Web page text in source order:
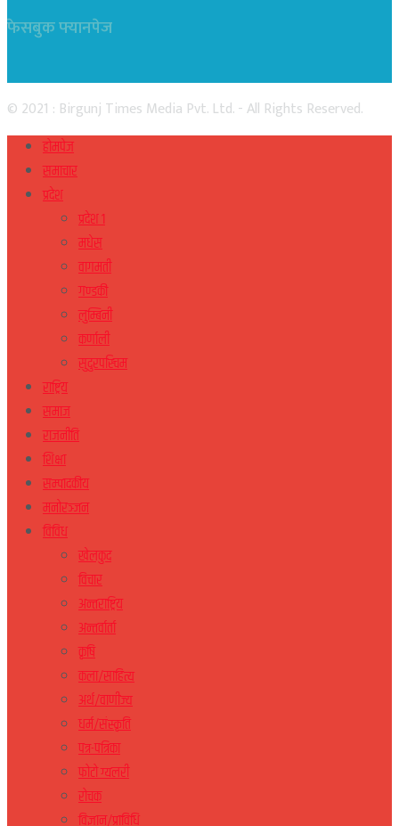
फेसबुक फ्यानपेज
© 2021 : Birgunj Times Media Pvt. Ltd. - All Rights Reserved.
होमपेज
समाचार
प्रदेश
प्रदेश १
मधेस
वागमती
गण्डकी
लुम्बिनी
कर्णाली
सुदुरपस्चिम
राष्ट्रिय
समाज
राजनीति
शिक्षा
सम्पादकीय
मनोरञ्जन
विविध
खेलकुद
विचार
अन्तराष्ट्रिय
अन्तर्वार्ता
कृषि
कला/साहित्य
अर्थ/वाणीज्य
धर्म/संस्कृति
पत्र-पत्रिका
फोटो ग्यलरी
रोचक
विज्ञान/प्राविधि